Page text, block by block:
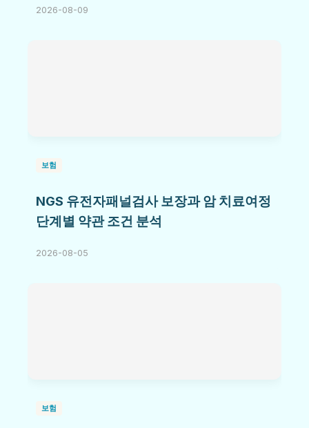
2026-08-09
보험
NGS 유전자패널검사 보장과 암 치료여정
단계별 약관 조건 분석
2026-08-05
보험